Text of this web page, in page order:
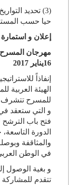
(3) تحديد
حيا حسب
إعلان و
مهرجان المسرح
16يناير 2017
إنفاذاً
الهيئة العربية
للمسرح تتشرف
و التي ستعقد
فتح باب
الدورة
والمثاقفة
في الوطن
و بغية الوصول
تتقدم